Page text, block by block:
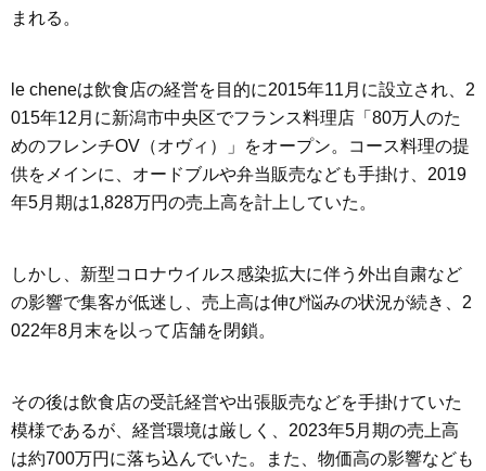
まれる。
le cheneは飲食店の経営を目的に2015年11月に設立され、2
015年12月に新潟市中央区でフランス料理店「80万人のた
めのフレンチOV（オヴィ）」をオープン。コース料理の提
供をメインに、オードブルや弁当販売なども手掛け、2019
年5月期は1,828万円の売上高を計上していた。
しかし、新型コロナウイルス感染拡大に伴う外出自粛など
の影響で集客が低迷し、売上高は伸び悩みの状況が続き、2
022年8月末を以って店舗を閉鎖。
その後は飲食店の受託経営や出張販売などを手掛けていた
模様であるが、経営環境は厳しく、2023年5月期の売上高
は約700万円に落ち込んでいた。また、物価高の影響なども